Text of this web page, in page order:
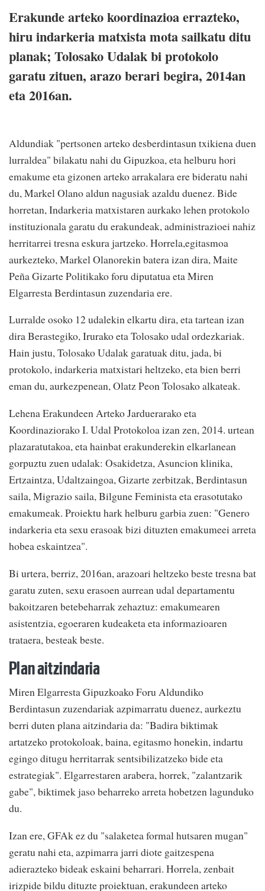
Erakunde arteko koordinazioa errazteko,
hiru indarkeria matxista mota sailkatu ditu
planak; Tolosako Udalak bi protokolo
garatu zituen, arazo berari begira, 2014an
eta 2016an.
Aldundiak "pertsonen arteko desberdintasun txikiena duen
lurraldea" bilakatu nahi du Gipuzkoa, eta helburu hori
emakume eta gizonen arteko arrakalara ere bideratu nahi
du, Markel Olano aldun nagusiak azaldu duenez. Bide
horretan, Indarkeria matxistaren aurkako lehen protokolo
instituzionala garatu du erakundeak, administrazioei nahiz
herritarrei tresna eskura jartzeko. Horrela,egitasmoa
aurkezteko, Markel Olanorekin batera izan dira, Maite
Peña Gizarte Politikako foru diputatua eta Miren
Elgarresta Berdintasun zuzendaria ere.
Lurralde osoko 12 udalekin elkartu dira, eta tartean izan
dira Berastegiko, Irurako eta Tolosako udal ordezkariak.
Hain justu, Tolosako Udalak garatuak ditu, jada, bi
protokolo, indarkeria matxistari heltzeko, eta bien berri
eman du, aurkezpenean, Olatz Peon Tolosako alkateak.
Lehena Erakundeen Arteko Jarduerarako eta
Koordinaziorako I. Udal Protokoloa izan zen, 2014. urtean
plazaratutakoa, eta hainbat erakunderekin elkarlanean
gorpuztu zuen udalak: Osakidetza, Asuncion klinika,
Ertzaintza, Udaltzaingoa, Gizarte zerbitzak, Berdintasun
saila, Migrazio saila, Bilgune Feminista eta erasotutako
emakumeak. Proiektu hark helburu garbia zuen: "Genero
indarkeria eta sexu erasoak bizi dituzten emakumeei arreta
hobea eskaintzea".
Bi urtera, berriz, 2016an, arazoari heltzeko beste tresna bat
garatu zuten, sexu erasoen aurrean udal departamentu
bakoitzaren betebeharrak zehaztuz: emakumearen
asistentzia, egoeraren kudeaketa eta informazioaren
trataera, besteak beste.
Plan aitzindaria
Miren Elgarresta Gipuzkoako Foru Aldundiko
Berdintasun zuzendariak azpimarratu duenez, aurkeztu
berri duten plana aitzindaria da: "Badira biktimak
artatzeko protokoloak, baina, egitasmo honekin, indartu
egingo ditugu herritarrak sentsibilizatzeko bide eta
estrategiak". Elgarrestaren arabera, horrek, "zalantzarik
gabe", biktimek jaso beharreko arreta hobetzen lagunduko
du.
Izan ere, GFAk ez du "salaketea formal hutsaren mugan"
geratu nahi eta, azpimarra jarri diote gaitzespena
adierazteko bideak eskaini beharrari. Horrela, zenbait
irizpide bildu dituzte proiektuan, erakundeen arteko